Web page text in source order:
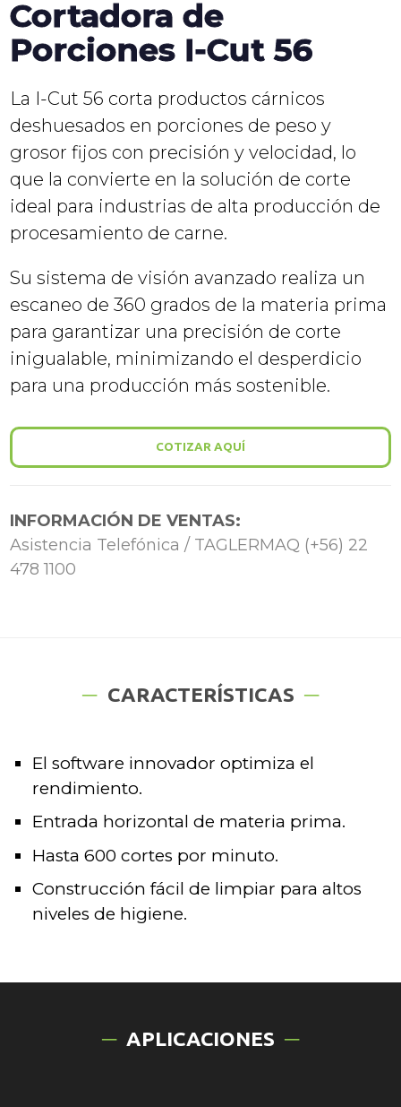
Cortadora de
Porciones I-Cut 56
La I-Cut 56 corta productos cárnicos
deshuesados en porciones de peso y
grosor fijos con precisión y velocidad, lo
que la convierte en la solución de corte
ideal para industrias de alta producción de
procesamiento de carne.
Su sistema de visión avanzado realiza un
escaneo de 360 grados de la materia prima
para garantizar una precisión de corte
inigualable, minimizando el desperdicio
para una producción más sostenible.
COTIZAR AQUÍ
INFORMACIÓN DE VENTAS:
Asistencia Telefónica / TAGLERMAQ (+56) 22
478 1100
CARACTERÍSTICAS
El software innovador optimiza el
rendimiento.
Entrada horizontal de materia prima.
Hasta 600 cortes por minuto.
Construcción fácil de limpiar para altos
niveles de higiene.
APLICACIONES